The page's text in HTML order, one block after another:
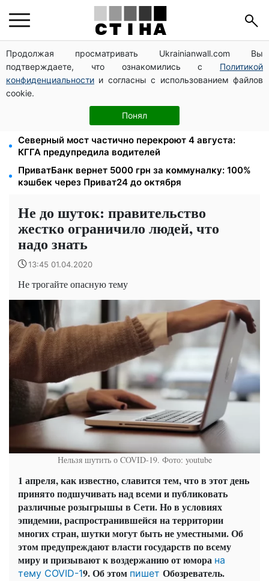
Продолжая просматривать Ukrainianwall.com Вы
подтверждаете, что ознакомились с Политикой
конфиденциальности и согласны с использованием файлов
cookie.
Понял
ПФУ и Минветеранов утвердили Порядок
взаимодействия: единый алгоритм для
специалистов сопровождения ветеранов
Мужчин с тремя детьми хотят мобилизовать:
петиция предлагает отменить автоматическую
Северный мост частично перекроют 4 августа:
КГГА предупредила водителей
ПриватБанк вернет 5000 грн за коммуналку: 100%
кэшбек через Приват24 до октября
Не до шуток: правительство
жестко ограничило людей, что
надо знать
13:45 01.04.2020
Не трогайте опасную тему
Нельзя шутить о COVID-19. Фото: youtube
1 апреля, как известно, славится тем, что в этот день
принято подшучивать над всеми и публиковать
различные розыгрышы в Сети. Но в условиях
эпидемии, распространившейся на территории
многих стран, шутки могут быть не уместными. Об
этом предупреждают власти государств по всему
миру и призывают к воздержанию от юмора на
тему COVID-19. Об этом пишет Обозреватель.